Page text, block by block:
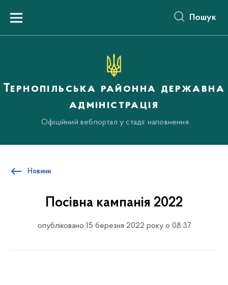
вмістуMenu Пошук
Тернопільська районна державна
адміністрація
Офіційний вебпортал у стадії наповнення
Новини
Посівна кампанія 2022
опубліковано 15 березня 2022 року о 08:37